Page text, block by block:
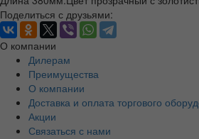
Поделиться с друзьями:
О компании
Дилерам
Преимущества
О компании
Доставка и оплата торгового
Акции
Связаться с нами